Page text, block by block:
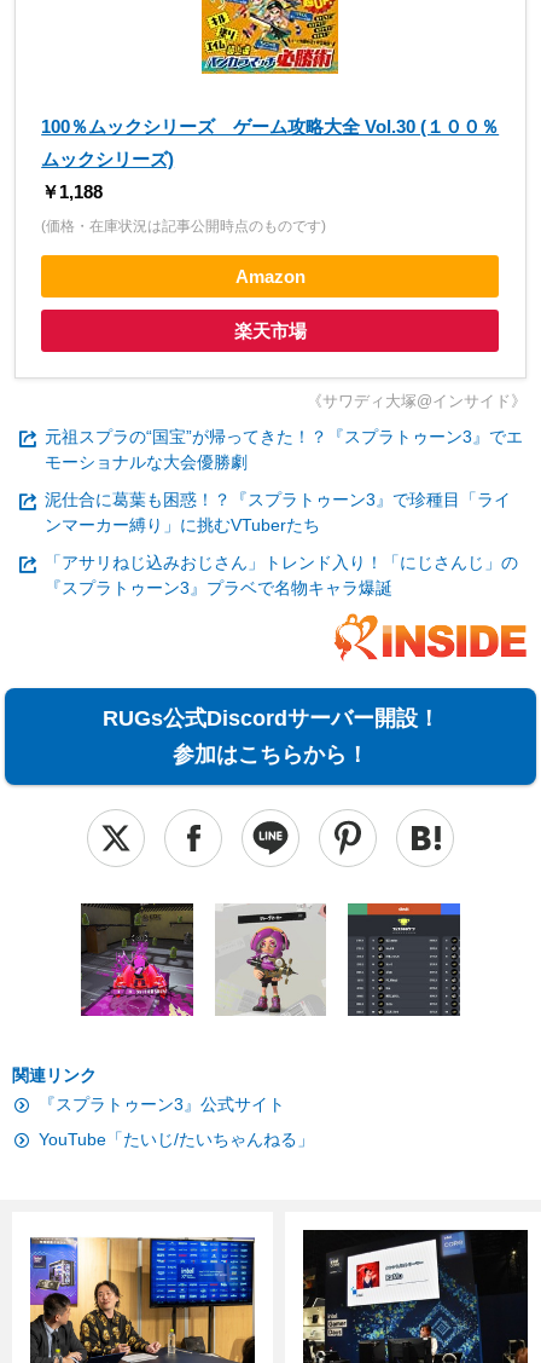
100％ムックシリーズ ゲーム攻略大全 Vol.30 (１００％
ムックシリーズ)
￥1,188
(価格・在庫状況は記事公開時点のものです)
Amazon
楽天市場
《サワディ大塚@インサイド》
元祖スプラの“国宝”が帰ってきた！？『スプラトゥーン3』でエ
モーショナルな大会優勝劇
泥仕合に葛葉も困惑！？『スプラトゥーン3』で珍種目「ライ
ンマーカー縛り」に挑むVTuberたち
「アサリねじ込みおじさん」トレンド入り！「にじさんじ」の
『スプラトゥーン3』プラベで名物キャラ爆誕
RUGs公式Discordサーバー開設！
参加はこちらから！
関連リンク
『スプラトゥーン3』公式サイト
YouTube「たいじ/たいちゃんねる」